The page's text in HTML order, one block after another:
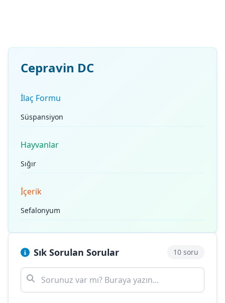
Cepravin DC
İlaç Formu
Süspansiyon
Hayvanlar
Sığır
İçerik
Sefalonyum
Sık Sorulan Sorular 10 soru